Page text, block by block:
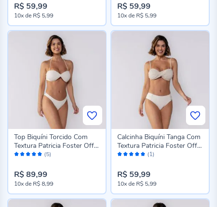
R$ 59,99
10xde R$ 5,99
R$ 59,99
10xde R$ 5,99
Avaliação: (5)
Top Biquíni Torcido Com
Textura Patricia Foster Off
White
R$ 89,99
10xde R$ 8,99
Avaliação: (1)
Calcinha Biquíni Tanga Com
Textura Patricia Foster Off
White
R$ 59,99
10xde R$ 5,99